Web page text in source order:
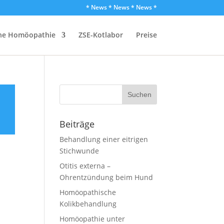
* News * News * News *
Homöopathie ZSE-Kotlabor Preise
Beiträge
Behandlung einer eitrigen
Stichwunde
Otitis externa –
Ohrentzündung beim Hund
Homöopathische
Kolikbehandlung
Homöopathie unter